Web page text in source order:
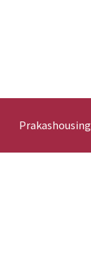
Prakashousing